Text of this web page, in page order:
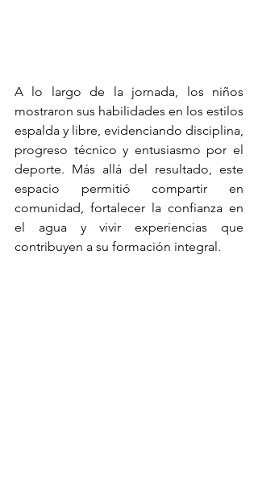
A lo largo de la jornada, los niños
mostraron sus habilidades en los estilos
espalda y libre, evidenciando disciplina,
progreso técnico y entusiasmo por el
deporte. Más allá del resultado, este
espacio permitió compartir en
comunidad, fortalecer la confianza en
el agua y vivir experiencias que
contribuyen a su formación integral.